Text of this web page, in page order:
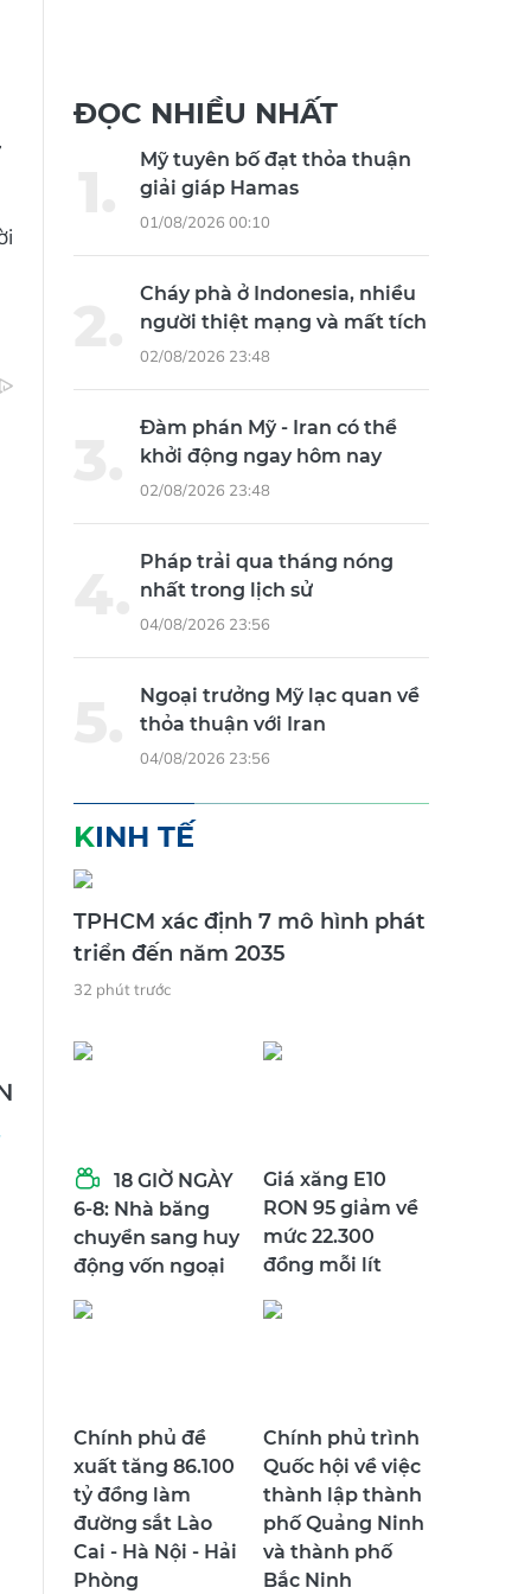
ĐỌC NHIỀU NHẤT
Mỹ tuyên bố đạt thỏa thuận
giải giáp Hamas
01/08/2026 00:10
Cháy phà ở Indonesia, nhiều
người thiệt mạng và mất tích
02/08/2026 23:48
Đàm phán Mỹ - Iran có thể
khởi động ngay hôm nay
02/08/2026 23:48
Pháp trải qua tháng nóng
nhất trong lịch sử
04/08/2026 23:56
Ngoại trưởng Mỹ lạc quan về
thỏa thuận với Iran
04/08/2026 23:56
KINH TẾ
TPHCM xác định 7 mô hình phát
triển đến năm 2035
32 phút trước
18 GIỜ NGÀY
6-8: Nhà băng
chuyển sang huy
động vốn ngoại
Giá xăng E10
RON 95 giảm về
mức 22.300
đồng mỗi lít
Chính phủ đề
xuất tăng 86.100
tỷ đồng làm
đường sắt Lào
Cai - Hà Nội - Hải
Phòng
Chính phủ trình
Quốc hội về việc
thành lập thành
phố Quảng Ninh
và thành phố
Bắc Ninh